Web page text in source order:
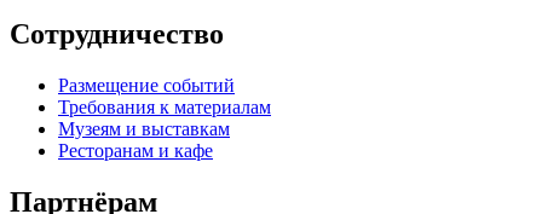
Сотрудничество
Размещение событий
Требования к материалам
Музеям и выставкам
Ресторанам и кафе
Партнёрам